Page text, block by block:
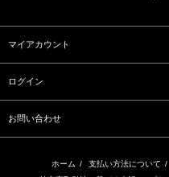
マイアカウント
ログイン
お問い合わせ
ホーム / 支払い方法について /